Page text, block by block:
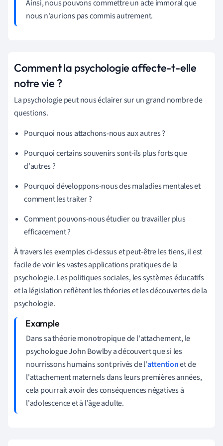
Ainsi, nous pouvons commettre un acte immoral que
nous n'aurions pas commis autrement.
Comment la psychologie affecte-t-elle
notre vie ?
La psychologie peut nous éclairer sur un grand nombre de
questions.
Pourquoi nous attachons-nous aux autres ?
Pourquoi certains souvenirs sont-ils plus forts que
d'autres ?
Pourquoi développons-nous des maladies mentales et
comment les traiter ?
Comment pouvons-nous étudier ou travailler plus
efficacement ?
À travers les exemples ci-dessus et peut-être les tiens, il est
facile de voir les vastes applications pratiques de la
psychologie. Les politiques sociales, les systèmes éducatifs
et la législation reflètent les théories et les découvertes de la
psychologie.
Dans sa théorie monotropique de l'attachement, le
psychologue John Bowlby a découvert que si les
nourrissons humains sont privés de l'attentionet de
l'attachement maternels dans leurs premières années,
cela pourrait avoir des conséquences négatives à
l'adolescence et à l'âge adulte.